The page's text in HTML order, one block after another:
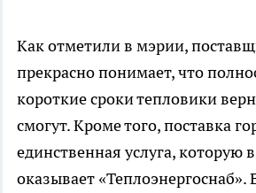
Как отметили в мэрии,
прекрасно понимает, что
короткие сроки тепловики
смогут. Кроме того, поставка
единственная услуга, которую
оказывает «Теплоэнергоснаб».